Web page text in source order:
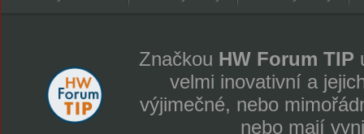
Značkou HW Forum TIP
velmi inovativní a
výjimečné, nebo
nebo mají